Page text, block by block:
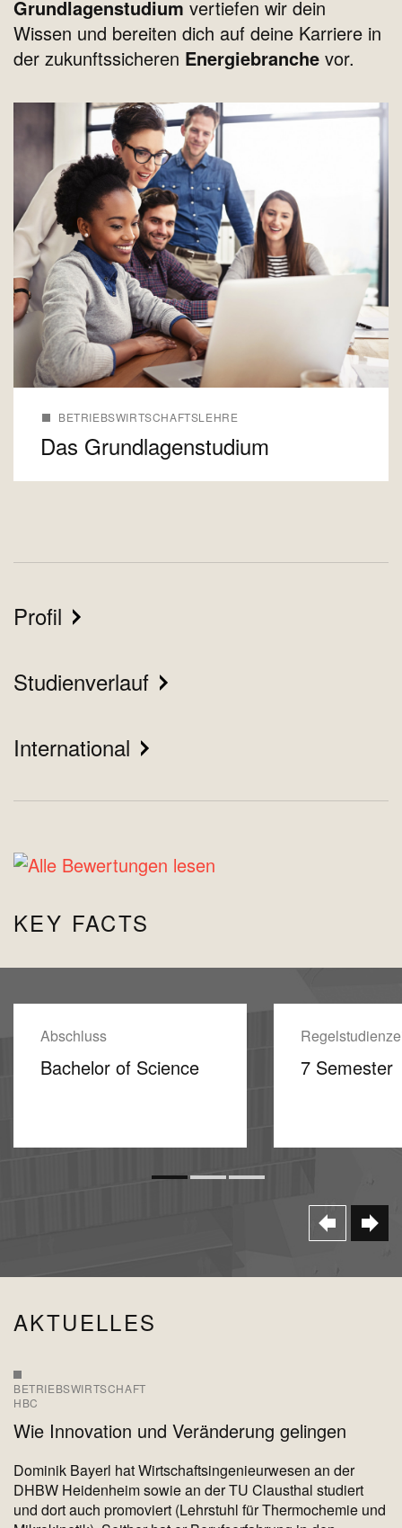
Grundlagenstudium vertiefen wir dein
Wissen und bereiten dich auf deine Karriere in
der zukunftssicheren Energiebranche vor.
BETRIEBSWIRTSCHAFTSLEHRE
Das Grundlagenstudium
Profil
Studienverlauf
International
KEY FACTS
Abschluss
Bachelor of Science 7 Semester
AKTUELLES
BETRIEBSWIRTSCHAFT
HBC
Wie Innovation und Veränderung gelingen
Dominik Bayerl hat Wirtschaftsingenieurwesen an der
DHBW Heidenheim sowie an der TU Clausthal studiert
und dort auch promoviert (Lehrstuhl für Thermochemie und